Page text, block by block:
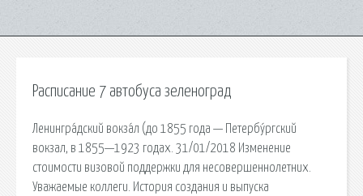
Расписание 7 автобуса зеленоград
Ленингра́дский вокза́л (до 1855 года — Петербу́ргский
вокзал, в 1855—1923 годах. 31/01/2018 Изменение
стоимости визовой поддержки для несовершеннолетних.
Уважаемые коллеги. История создания и выпуска